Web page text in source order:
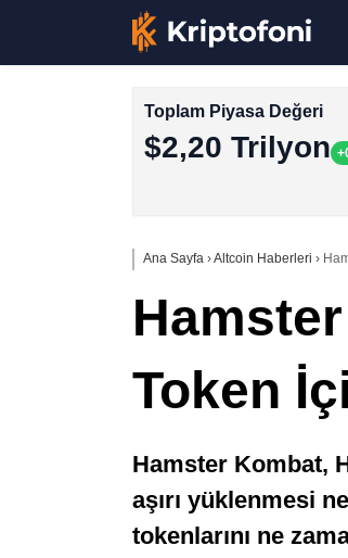
Toplam Piyasa Değeri
$2,20 Trilyon
Ana Sayfa ›Altcoin Haberleri ›
Token
Hamster Kombat,
aşırı yüklenmesi
tokenlarını ne